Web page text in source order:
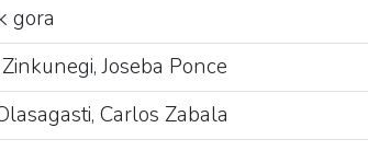
gora
Joseba Ponce
Carlos Zabala